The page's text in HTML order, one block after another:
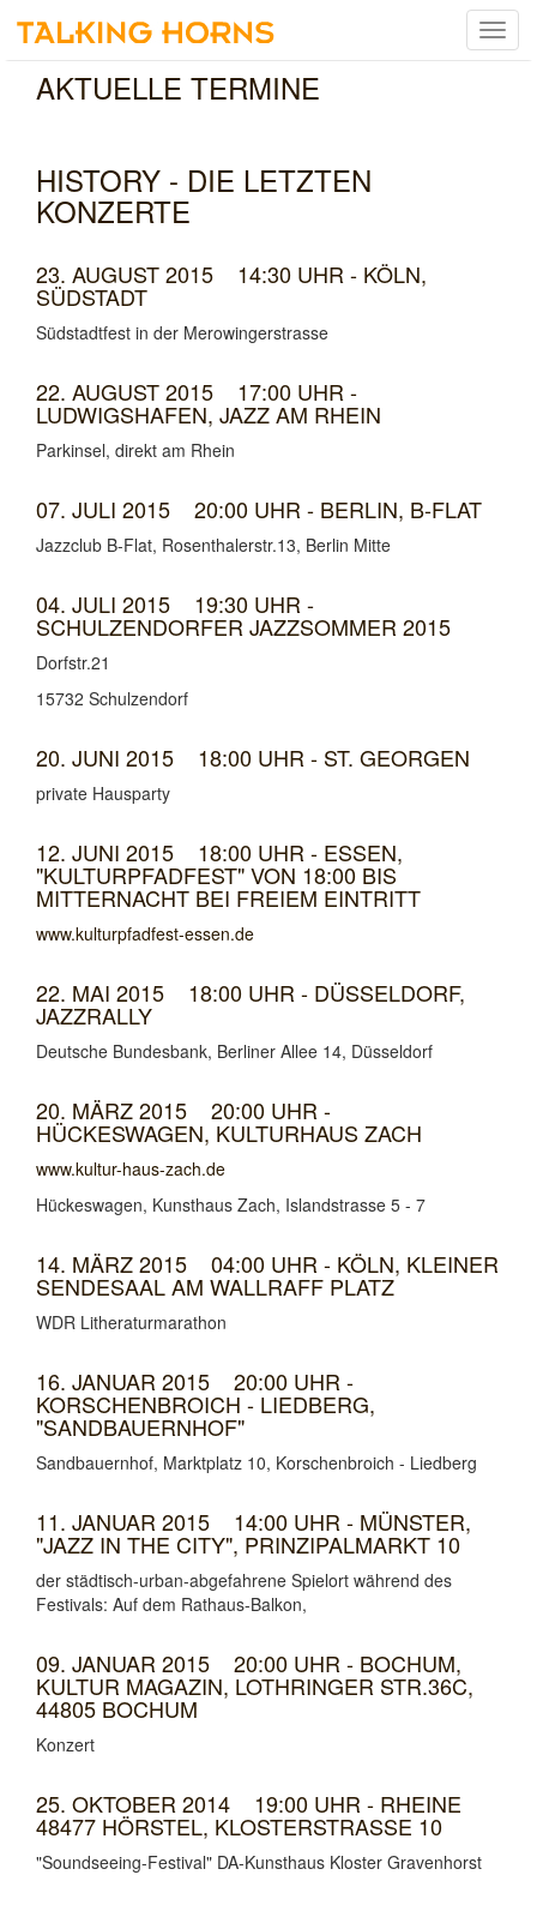
Menu
AKTUELLE TERMINE
HISTORY - DIE LETZTEN
KONZERTE
23. AUGUST 2015 14:30 UHR - KÖLN,
SÜDSTADT
Südstadtfest in der Merowingerstrasse
22. AUGUST 2015 17:00 UHR -
LUDWIGSHAFEN, JAZZ AM RHEIN
Parkinsel, direkt am Rhein
07. JULI 2015 20:00 UHR - BERLIN, B-FLAT
Jazzclub B-Flat, Rosenthalerstr.13, Berlin Mitte
04. JULI 2015 19:30 UHR -
SCHULZENDORFER JAZZSOMMER 2015
Dorfstr.21
15732 Schulzendorf
20. JUNI 2015 18:00 UHR - ST. GEORGEN
private Hausparty
12. JUNI 2015 18:00 UHR - ESSEN,
"KULTURPFADFEST" VON 18:00 BIS
MITTERNACHT BEI FREIEM EINTRITT
www.kulturpfadfest-essen.de
22. MAI 2015 18:00 UHR - DÜSSELDORF,
JAZZRALLY
Deutsche Bundesbank, Berliner Allee 14, Düsseldorf
20. MÄRZ 2015 20:00 UHR -
HÜCKESWAGEN, KULTURHAUS ZACH
www.kultur-haus-zach.de
Hückeswagen, Kunsthaus Zach, Islandstrasse 5 - 7
14. MÄRZ 2015 04:00 UHR - KÖLN, KLEINER
SENDESAAL AM WALLRAFF PLATZ
WDR Litheraturmarathon
16. JANUAR 2015 20:00 UHR -
KORSCHENBROICH - LIEDBERG,
"SANDBAUERNHOF"
Sandbauernhof, Marktplatz 10, Korschenbroich - Liedberg
11. JANUAR 2015 14:00 UHR - MÜNSTER,
"JAZZ IN THE CITY", PRINZIPALMARKT 10
der städtisch-urban-abgefahrene Spielort während des
Festivals: Auf dem Rathaus-Balkon,
09. JANUAR 2015 20:00 UHR - BOCHUM,
KULTUR MAGAZIN, LOTHRINGER STR.36C,
44805 BOCHUM
Konzert
25. OKTOBER 2014 19:00 UHR - RHEINE
48477 HÖRSTEL, KLOSTERSTRASSE 10
"Soundseeing-Festival" DA-Kunsthaus Kloster Gravenhorst